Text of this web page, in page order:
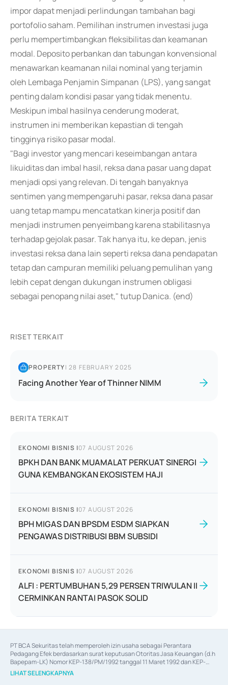
impor dapat menjadi perlindungan tambahan bagi
portofolio saham. Pemilihan instrumen investasi juga
perlu mempertimbangkan fleksibilitas dan keamanan
modal. Deposito perbankan dan tabungan konvensional
menawarkan keamanan nilai nominal yang terjamin
oleh Lembaga Penjamin Simpanan (LPS), yang sangat
penting dalam kondisi pasar yang tidak menentu.
Meskipun imbal hasilnya cenderung moderat,
instrumen ini memberikan kepastian di tengah
tingginya risiko pasar modal.
"Bagi investor yang mencari keseimbangan antara
likuiditas dan imbal hasil, reksa dana pasar uang dapat
menjadi opsi yang relevan. Di tengah banyaknya
sentimen yang mempengaruhi pasar, reksa dana pasar
uang tetap mampu mencatatkan kinerja positif dan
menjadi instrumen penyeimbang karena stabilitasnya
terhadap gejolak pasar. Tak hanya itu, ke depan, jenis
investasi reksa dana lain seperti reksa dana pendapatan
tetap dan campuran memiliki peluang pemulihan yang
lebih cepat dengan dukungan instrumen obligasi
sebagai penopang nilai aset," tutup Danica. (end)
RISET TERKAIT
PROPERTY|28 FEBRUARY 2025
Facing Another Year of Thinner NIMM
BERITA TERKAIT
EKONOMI BISNIS |07 AUGUST 2026
BPKH DAN BANK MUAMALAT PERKUAT SINERGI
GUNA KEMBANGKAN EKOSISTEM HAJI
EKONOMI BISNIS |07 AUGUST 2026
BPH MIGAS DAN BPSDM ESDM SIAPKAN
PENGAWAS DISTRIBUSI BBM SUBSIDI
EKONOMI BISNIS |07 AUGUST 2026
ALFI : PERTUMBUHAN 5,29 PERSEN TRIWULAN II
CERMINKAN RANTAI PASOK SOLID
PT BCA Sekuritas telah memperoleh izin usaha sebagai Perantara
Pedagang Efek berdasarkan surat keputusan Otoritas Jasa Keuangan (d.h
Bapepam-LK) Nomor KEP-138/PM/1992 tanggal 11 Maret 1992 dan KEP-
06/D.04/2014 tanggal 28 Februari 2014, izin usaha sebagai Penjamin Emisi
Efek berdasarkan surat keputusan Otoritas Jasa Keuangan Nomor KEP-
LIHAT SELENGKAPNYA